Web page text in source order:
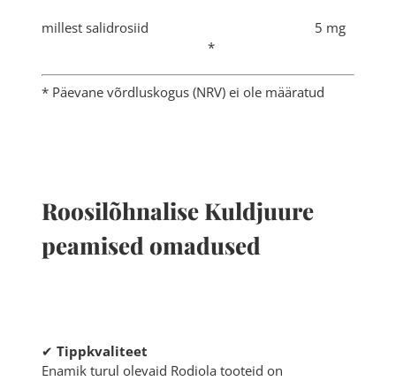
millest salidrosiid 5 mg
*
* Päevane võrdluskogus (NRV) ei ole määratud
Roosilõhnalise Kuldjuure
peamised omadused
✔ Tippkvaliteet
Enamik turul olevaid Rodiola tooteid on